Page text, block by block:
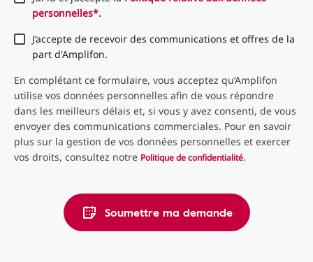
personnelles*.
J’accepte de recevoir des communications et offres de la
part d'Amplifon.
En complétant ce formulaire, vous acceptez qu’Amplifon
utilise vos données personnelles afin de vous répondre
dans les meilleurs délais et, si vous y avez consenti, de vous
envoyer des communications commerciales. Pour en savoir
plus sur la gestion de vos données personnelles et exercer
vos droits, consultez notre Politique de confidentialité.
Soumettre ma demande